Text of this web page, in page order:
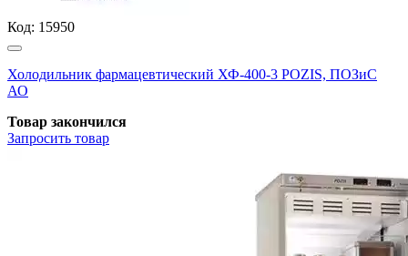
Код: 15950
Холодильник фармацевтический ХФ-400-3 POZIS, ПОЗиС
АО
Товар закончился
Запросить товар